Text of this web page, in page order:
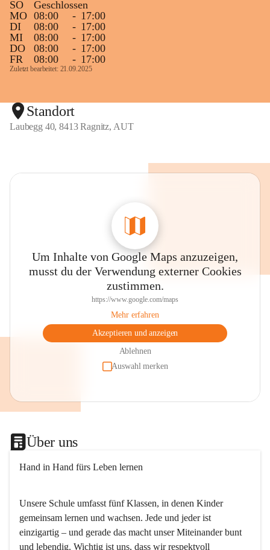
SO
Geschlossen
MO 08:00 - 17:00
DI
08:00 - 17:00
MI
08:00 - 17:00
DO
08:00 - 17:00
FR
08:00 - 17:00
Zuletzt bearbeitet: 21.09.2025
Standort
Laubegg 40, 8413 Ragnitz, AUT
Um Inhalte von Google Maps anzuzeigen,
musst du der Verwendung externer Cookies
zustimmen.
https://www.google.com/maps
Mehr erfahren
Akzeptieren und anzeigen
Ablehnen
Auswahl merken
Über uns
Hand in Hand fürs Leben lernen
Unsere Schule umfasst fünf Klassen, in denen Kinder
gemeinsam lernen und wachsen. Jede und jeder ist
einzigartig – und gerade das macht unser Miteinander bunt
und lebendig. Wichtig ist uns, dass wir respektvoll